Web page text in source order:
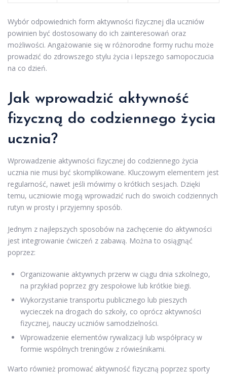
Wybór odpowiednich form aktywności fizycznej dla uczniów
powinien być dostosowany do ich zainteresowań oraz
możliwości. Angażowanie się w różnorodne formy ruchu może
prowadzić do zdrowszego stylu życia i lepszego samopoczucia
na co dzień.
Jak wprowadzić aktywność
fizyczną do codziennego życia
ucznia?
Wprowadzenie aktywności fizycznej do codziennego życia
ucznia nie musi być skomplikowane. Kluczowym elementem jest
regularność, nawet jeśli mówimy o krótkich sesjach. Dzięki
temu, uczniowie mogą wprowadzić ruch do swoich codziennych
rutyn w prosty i przyjemny sposób.
Jednym z najlepszych sposobów na zachęcenie do aktywności
jest integrowanie ćwiczeń z zabawą. Można to osiągnąć
poprzez:
Organizowanie aktywnych przerw w ciągu dnia szkolnego,
na przykład poprzez gry zespołowe lub krótkie biegi.
Wykorzystanie transportu publicznego lub pieszych
wycieczek na drogach do szkoły, co oprócz aktywności
fizycznej, nauczy uczniów samodzielności.
Wprowadzenie elementów rywalizacji lub współpracy w
formie wspólnych treningów z rówieśnikami.
Warto również promować aktywność fizyczną poprzez sporty